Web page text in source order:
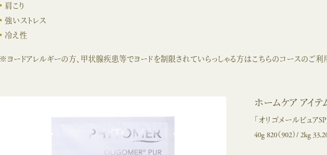
肩こり
強いストレス
冷え性
※ヨードアレルギーの方、甲状腺疾患等でヨードを制限されていらっしゃる方はこちらのコースのご利
ホームケア アイ
「オリゴメールピュアSP
40g 820（902）/ 2kg